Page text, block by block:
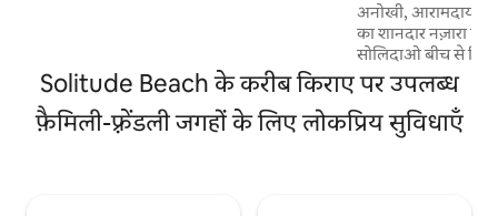
अनोखी, आरामदायक
का शानदार नज़ारा
सोलिदाओ बीच से
जो उन लोगों के लिए
आराम के साथ कुदरत
केबाना पक्की सड़क
जा सकता है, हम
Solitude Beach के करीब किराए पर उपलब्ध
फ़ैमिली-फ़्रेंडली जगहों के लिए लोकप्रिय सुविधाएँ